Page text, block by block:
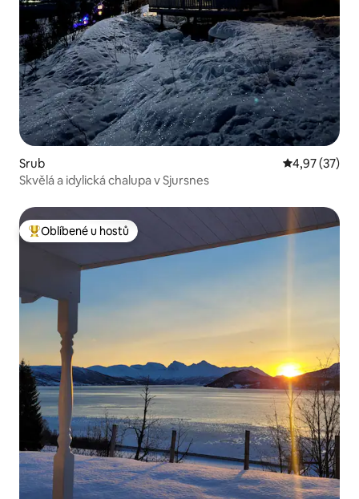
Srub Průměrné
4,97 (37)
Skvělá a idylická chalupa v Sjursnes
Nejlepší v kategorii Oblíbené u hostů
Oblíbené u hostů